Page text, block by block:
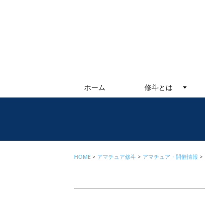
ホーム 修斗とは
HOME アマチュア修斗 アマチュア・開催情報